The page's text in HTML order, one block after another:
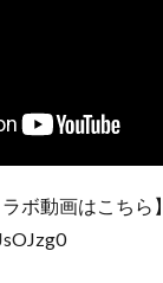
ボ動画はこちら】